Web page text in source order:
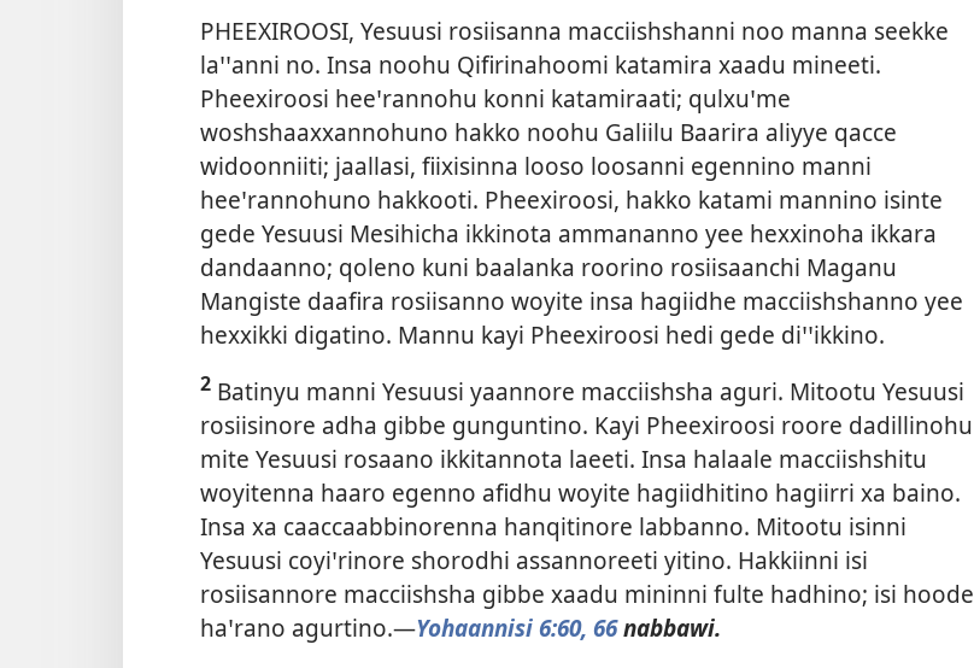
PHEEXIROOSI, Yesuusi rosiisanna macciishshanni noo manna seekke
laꞌꞌanni no. Insa noohu Qifirinahoomi katamira xaadu mineeti.
Pheexiroosi heeꞌrannohu konni katamiraati; qulxuꞌme
woshshaaxxannohuno hakko noohu Galiilu Baarira aliyye qacce
widoonniiti; jaallasi, fiixisinna looso loosanni egennino manni
heeꞌrannohuno hakkooti. Pheexiroosi, hakko katami mannino isinte
gede Yesuusi Mesihicha ikkinota ammananno yee hexxinoha ikkara
dandaanno; qoleno kuni baalanka roorino rosiisaanchi Maganu
Mangiste daafira rosiisanno woyite insa hagiidhe macciishshanno yee
hexxikki digatino. Mannu kayi Pheexiroosi hedi gede diꞌꞌikkino.
2 Batinyu manni Yesuusi yaannore macciishsha aguri. Mitootu Yesuusi
rosiisinore adha gibbe gunguntino. Kayi Pheexiroosi roore dadillinohu
mite Yesuusi rosaano ikkitannota laeeti. Insa halaale macciishshitu
woyitenna haaro egenno afidhu woyite hagiidhitino hagiirri xa baino.
Insa xa caaccaabbinorenna hanqitinore labbanno. Mitootu isinni
Yesuusi coyiꞌrinore shorodhi assannoreeti yitino. Hakkiinni isi
rosiisannore macciishsha gibbe xaadu mininni fulte hadhino; isi hoode
haꞌrano agurtino.—Yohaannisi 6:60, 66nabbawi.